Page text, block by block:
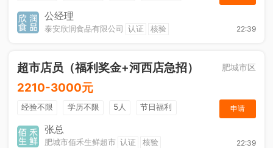
工作餐 公经理
泰安欣润食品有限公司 认证 核验 22:39
超市店员（福利奖金+河西店急招） 肥城市区
2210-3000元
经验不限 学历不限 5人
节日福利
综合补贴
申请
张总
肥城市佰禾生鲜超市 认证 核验 22:39